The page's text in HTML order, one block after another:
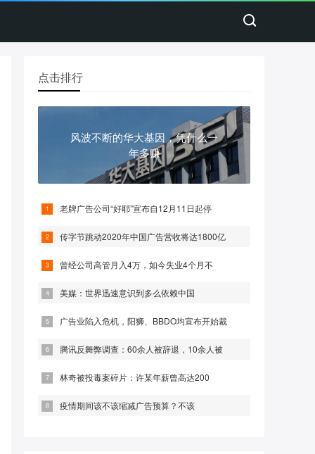
点击排行
风波不断的华大基因，凭什么一
年多赚
老牌广告公司“好耶”宣布自12月11日起停
传字节跳动2020年中国广告营收将达1800亿
曾经公司高管月入4万，如今失业4个月不
美媒：世界迅速意识到多么依赖中国
广告业陷入危机，阳狮、BBDO均宣布开始裁
腾讯反舞弊调查：60余人被辞退，10余人被
林奇被投毒案碎片：许某年薪曾高达200
疫情期间该不该缩减广告预算？不该